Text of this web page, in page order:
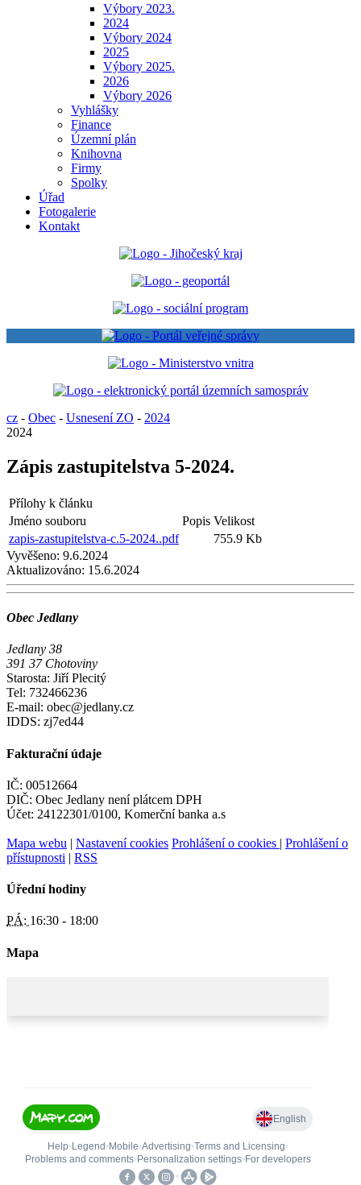
Výbory 2023.
2024
Výbory 2024
2025
Výbory 2025.
2026
Výbory 2026
Vyhlášky
Finance
Územní plán
Knihovna
Firmy
Spolky
Úřad
Fotogalerie
Kontakt
cz - Obec - Usnesení ZO - 2024
2024
Zápis zastupitelstva 5-2024.
Přílohy k článku
Jméno souboru
Popis Velikost
zapis-zastupitelstva-c.5-2024..pdf
755.9 Kb
Vyvěšeno: 9.6.2024
Aktualizováno: 15.6.2024
Obec Jedlany
Jedlany 38
391 37 Chotoviny
Starosta: Jiří Plecitý
Tel: 732466236
E-mail: obec@jedlany.cz
IDDS: zj7ed44
Fakturační údaje
IČ: 00512664
DIČ: Obec Jedlany není plátcem DPH
Účet: 24122301/0100, Komerční banka a.s
Mapa webu | Nastavení cookies Prohlášení o cookies | Prohlášení o
přístupnosti | RSS
Úřední hodiny
PÁ: 16:30 - 18:00
Mapa